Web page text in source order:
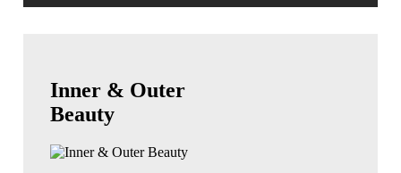
Inner & Outer
Beauty